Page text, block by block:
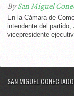
BySan Miguel
En la Cámara de
intendente del
vicepresidente
SAN MIGUEL CONECTADO